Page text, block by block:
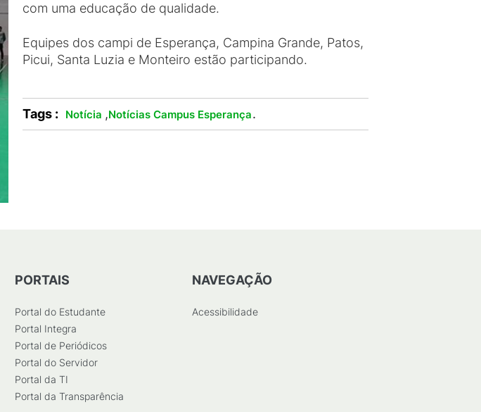
com uma educação de qualidade.
Equipes dos campi de Esperança, Campina Grande, Patos,
Picui, Santa Luzia e Monteiro estão participando.
Tags : Notícia ,Notícias Campus Esperança.
PORTAIS
Portal do Estudante
Portal Integra
Portal de Periódicos
Portal do Servidor
Portal da TI
Portal da Transparência
NAVEGAÇÃO
Acessibilidade